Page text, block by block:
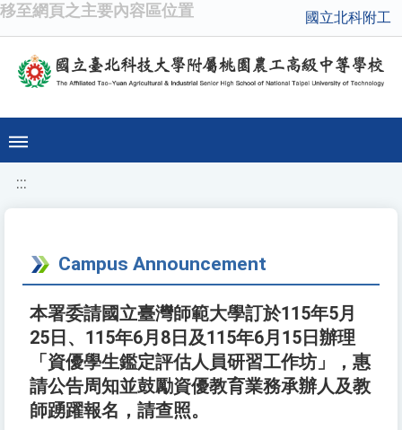
移至網頁之主要內容區位置 國立北科附工
:::
Campus Announcement
本署委請國立臺灣師範大學訂於115年5月
25日、115年6月8日及115年6月15日辦理
「資優學生鑑定評估人員研習工作坊」，惠
請公告周知並鼓勵資優教育業務承辦人及教
師踴躍報名，請查照。